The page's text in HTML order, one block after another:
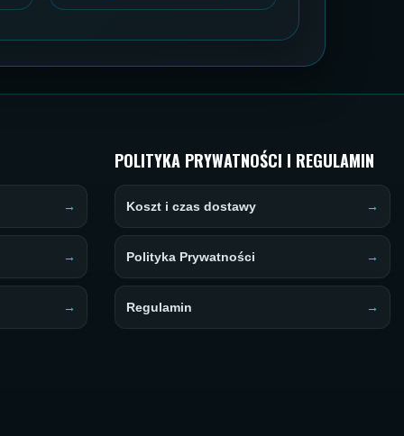
POLITYKA PRYWATNOŚCI I REGULAMIN
Koszt i czas dostawy
Polityka Prywatności
Regulamin